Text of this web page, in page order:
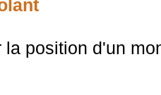
la position d'un